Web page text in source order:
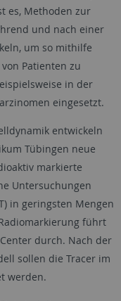
es, Methoden zur
und nach einer
um so mithilfe
Patienten zu
in der
eingesetzt.
entwickeln
Tübingen neue
markierte
Untersuchungen
in geringsten Mengen
führt
durch. Nach der
sollen die Tracer im
werden.